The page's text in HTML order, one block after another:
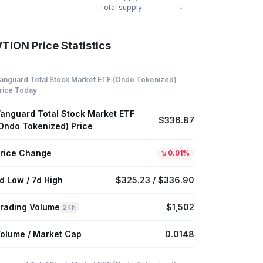
Total supply
-
Price Statistics
Total Stock Market ETF (Ondo Tokenized)
Today
Total Stock Market ETF
Tokenized) Price
$336.87
Change 0.01%
Low / 7d High $325.23 / $336.90
Volume 24h $1,502
/ Market Cap 0.0148